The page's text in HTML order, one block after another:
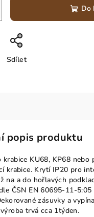
Do
Sdílet
popis produktu
krabice KU68, KP68 nebo
krabice. Krytí IP20 pro
na a do hořlavých
ČSN EN 60695-11-
zásuvky a
trvá cca 1týden.